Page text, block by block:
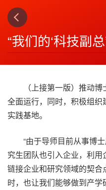
“我们的‘科技副
（上接第一版）推动
全面运行，同时，积极组
实践基地。
“由于导师目前从事博
究生团队也引入企业，利用
链接企业和研究领域的契
时，也让我们能够做到产